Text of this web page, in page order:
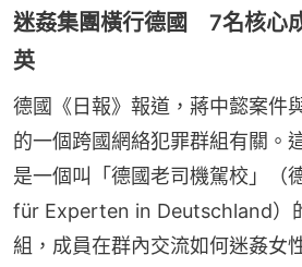
迷姦集團橫行德國 7名核心
英
德國《日報》報道，蔣中懿案件
的一個跨國網絡犯罪群組有關。
是一個叫「德國老司機駕校」（
für Experten in Deutschland）
組，成員在群內交流如何迷姦女